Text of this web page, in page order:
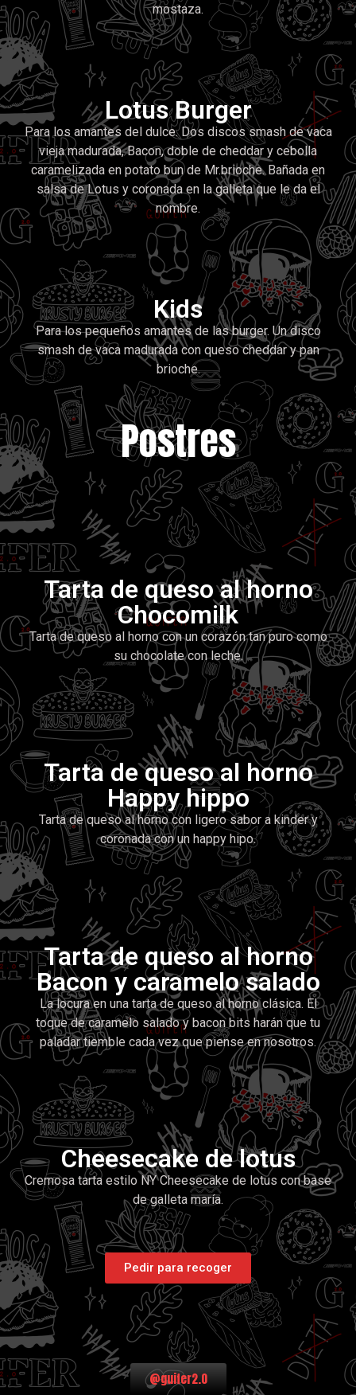
mostaza.
Lotus Burger
Para los amantes del dulce. Dos discos smash de vaca
vieja madurada, Bacon, doble de cheddar y cebolla
caramelizada en potato bun de Mr.brioche. Bañada en
salsa de Lotus y coronada en la galleta que le da el
nombre.
Kids
Para los pequeños amantes de las burger. Un disco
smash de vaca madurada con queso cheddar y pan
brioche.
Postres
Tarta de queso al horno
Chocomilk
Tarta de queso al horno con un corazón tan puro como
su chocolate con leche.
Tarta de queso al horno
Happy hippo
Tarta de queso al horno con ligero sabor a kinder y
coronada con un happy hipo.
Tarta de queso al horno
Bacon y caramelo salado
La locura en una tarta de queso al horno clásica. El
toque de caramelo salado y bacon bits harán que tu
paladar tiemble cada vez que piense en nosotros.
Cheesecake de lotus
Cremosa tarta estilo NY Cheesecake de lotus con base
de galleta maría.
Pedir para recoger
@guifer2.0